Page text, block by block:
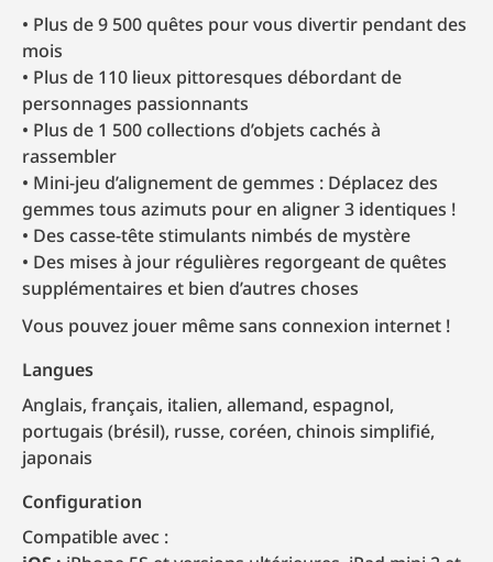
Plus de 9 500 quêtes pour vous divertir pendant des
mois
Plus de 110 lieux pittoresques débordant de
personnages passionnants
Plus de 1 500 collections d’objets cachés à
rassembler
Mini-jeu d’alignement de gemmes : Déplacez des
gemmes tous azimuts pour en aligner 3 identiques !
Des casse-tête stimulants nimbés de mystère
Des mises à jour régulières regorgeant de quêtes
supplémentaires et bien d’autres choses
Vous pouvez jouer même sans connexion internet !
Langues
anglais, français, italien, allemand, espagnol,
portugais (brésil), russe, coréen, chinois simplifié,
japonais
Configuration
Compatible avec :